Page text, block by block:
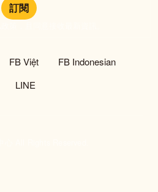
訂閱
FB Việt
FB Indonesian
LINE